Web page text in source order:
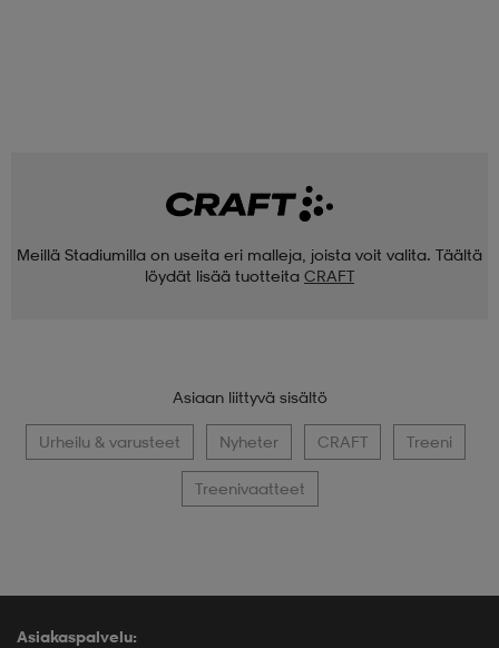
Meillä Stadiumilla on useita eri malleja, joista voit valita. Täältä
löydät lisää tuotteita CRAFT
Asiaan liittyvä sisältö
Urheilu & varusteet Nyheter CRAFT Treeni
Treenivaatteet
Asiakaspalvelu: